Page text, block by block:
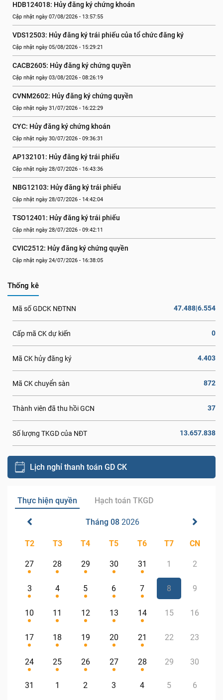
HDB124018: Hủy đăng ký chứng khoán
Cập nhật ngày 07/08/2026 - 13:57:55
VDS12503: Hủy đăng ký trái phiếu của tổ chức đăng ký
Cập nhật ngày 05/08/2026 - 15:29:21
CACB2605: Hủy đăng ký chứng quyền
Cập nhật ngày 03/08/2026 - 08:26:19
CVNM2602: Hủy đăng ký chứng quyền
Cập nhật ngày 31/07/2026 - 16:22:29
CYC: Hủy đăng ký chứng khoán
Cập nhật ngày 30/07/2026 - 09:36:31
AP132101: Hủy đăng ký trái phiếu
Cập nhật ngày 28/07/2026 - 16:43:36
NBG12103: Hủy đăng ký trái phiếu
Cập nhật ngày 28/07/2026 - 14:42:04
TSO12401: Hủy đăng ký trái phiếu
Cập nhật ngày 28/07/2026 - 09:42:11
CVIC2512: Hủy đăng ký chứng quyền
Cập nhật ngày 24/07/2026 - 16:38:05
Thống kê
Mã số GDCK NĐTNN 47.488|6.554
Cấp mã CK dự kiến 0
Mã CK hủy đăng ký 4.403
Mã CK chuyển sàn 872
Thành viên đã thu hồi GCN 37
Số lượng TKGD của NĐT 13.657.838
Lịch nghỉ thanh toán GD CK
Thực hiện quyền Hạch toán TKGD
Tháng 08 2026
T2 T3 T4 T5 T6 T7 CN
27 28 29 30 31 1 2
3 4 5 6 7 8 9
10 11 12 13 14 15 16
17 18 19 20 21 22 23
24 25 26 27 28 29 30
31 1 2 3 4 5 6